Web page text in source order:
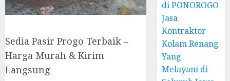
Sedia Pasir Progo Terbaik –
Harga Murah & Kirim
Langsung
di PONOROGO
Jasa
Kontraktor
Kolam Renang
Yang
Melayani di